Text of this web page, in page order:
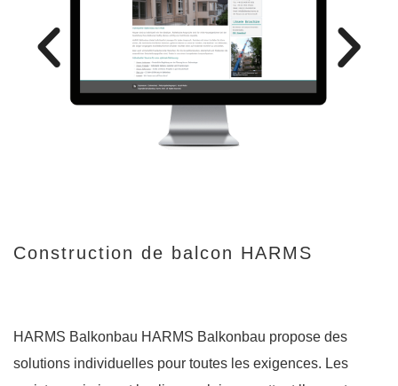
Construction de balcon HARMS
HARMS Balkonbau HARMS Balkonbau propose des
solutions individuelles pour toutes les exigences. Les